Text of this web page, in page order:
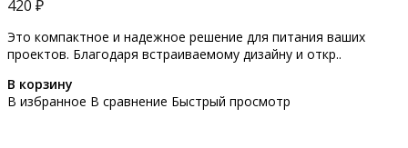
420 ₽
Это компактное и надежное решение для питания ваших
проектов. Благодаря встраиваемому дизайну и откр..
В корзину
В избранное В сравнение Быстрый просмотр